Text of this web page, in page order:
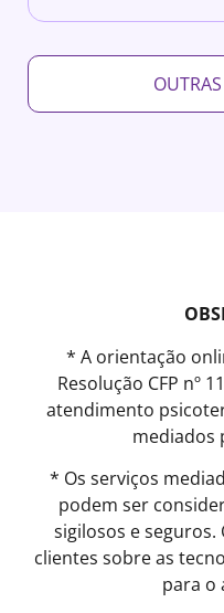
* A orientação
Resolução CFP nº
atendimento
mediados
* Os serviços
podem ser
sigilosos e
clientes sobre as
para o